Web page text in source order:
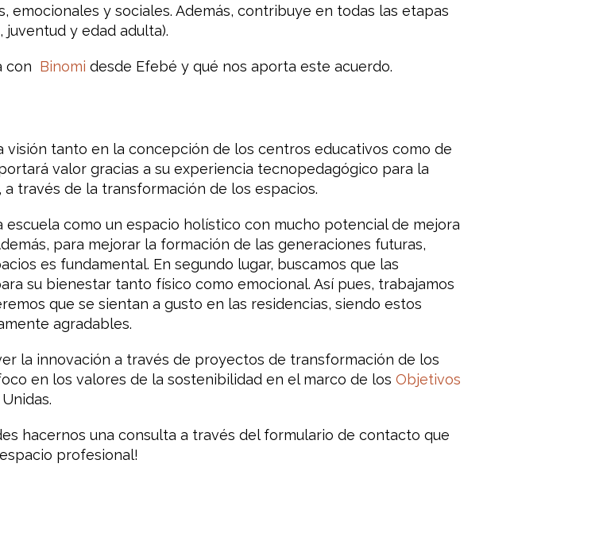
y sociales. Además, contribuye en todas las etapas
y edad adulta).
con Binomi desde Efebé y qué nos aporta este acuerdo.
visión tanto en la concepción de los centros educativos como de
valor gracias a su experiencia tecnopedagógico para la
través de la transformación de los espacios.
escuela como un espacio holístico con mucho potencial de mejora
para mejorar la formación de las generaciones futuras,
es fundamental. En segundo lugar, buscamos que las
su bienestar tanto físico como emocional. Así pues, trabajamos
que se sientan a gusto en las residencias, siendo estos
agradables.
la innovación a través de proyectos de transformación de los
en los valores de la sostenibilidad en el marco de los Objetivos
hacernos una consulta a través del formulario de contacto que
profesional!